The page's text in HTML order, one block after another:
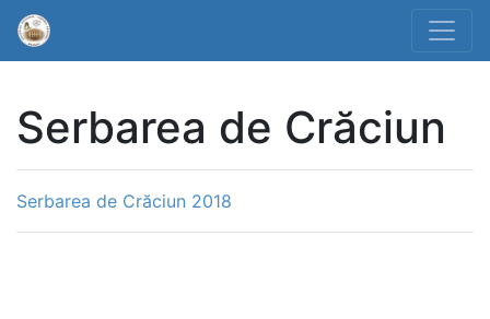
Serbarea de Crăciun
Serbarea de Crăciun 2018